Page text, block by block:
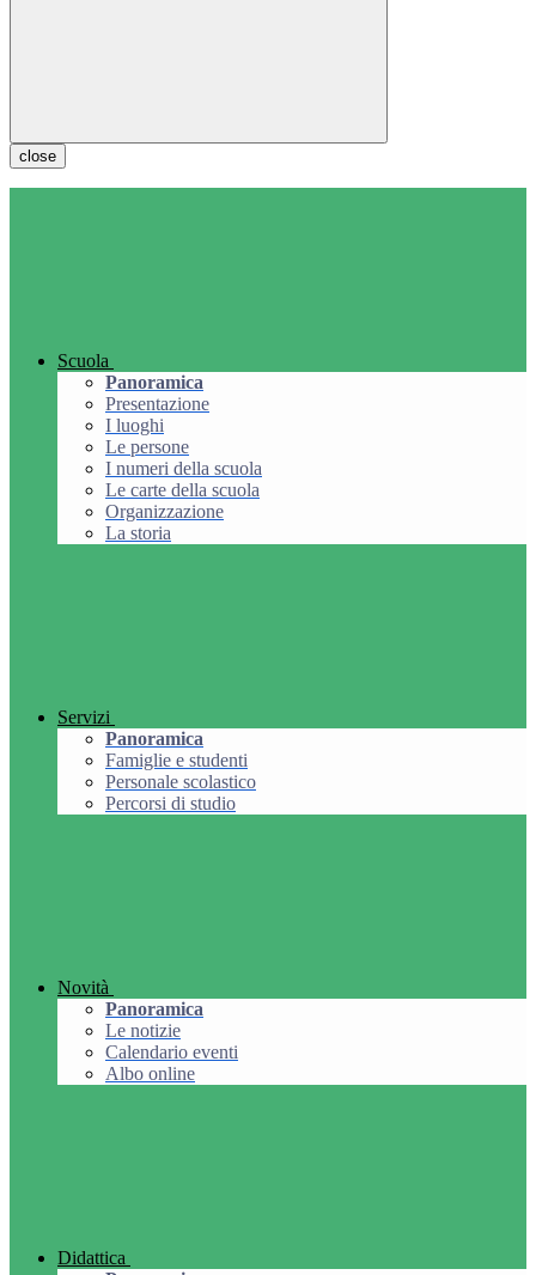
close
Scuola
Panoramica
Presentazione
I luoghi
Le persone
I numeri della scuola
Le carte della scuola
Organizzazione
La storia
Servizi
Panoramica
Famiglie e studenti
Personale scolastico
Percorsi di studio
Novità
Panoramica
Le notizie
Calendario eventi
Albo online
Didattica